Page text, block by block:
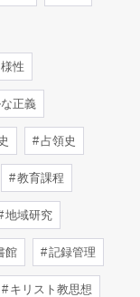
性
正義
占領史
教育課程
地域研究
館 記録管理
キリスト教思想